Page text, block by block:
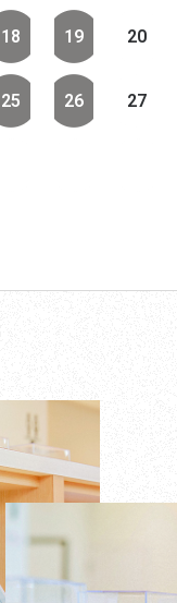
18 19 20
25 26 27